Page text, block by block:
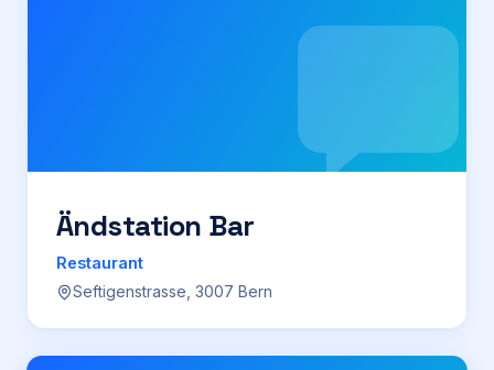
Preise
Für Firmen
Login
Ändstation Bar
Restaurant
Seftigenstrasse, 3007 Bern